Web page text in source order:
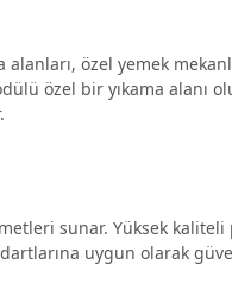
özel yemek
özel bir yıkama alanı
sunar. Yüksek
uygun olarak